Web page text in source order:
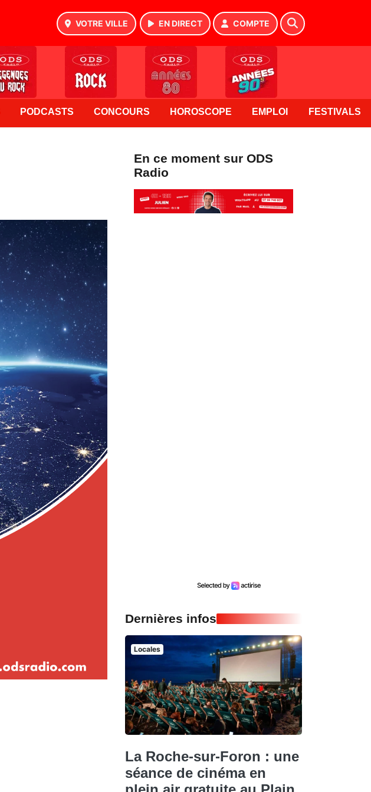
VOTRE VILLE EN DIRECT COMPTE
PODCASTS CONCOURS HOROSCOPE EMPLOI FESTIVALS
En ce moment sur ODS
Radio
Dernières infos
Locales
La Roche-sur-Foron : une
séance de cinéma en